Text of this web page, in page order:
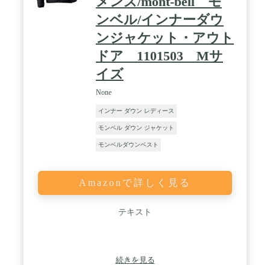
ンベル/インナーダウ
ンジャケット・アウト
ドア 1101503 Mサ
イズ
None
インナー ダウン レディース
モンベル ダウン ジャケット
モンベルダウンベスト
Amazonで詳しく見る
テキスト
続きを見る